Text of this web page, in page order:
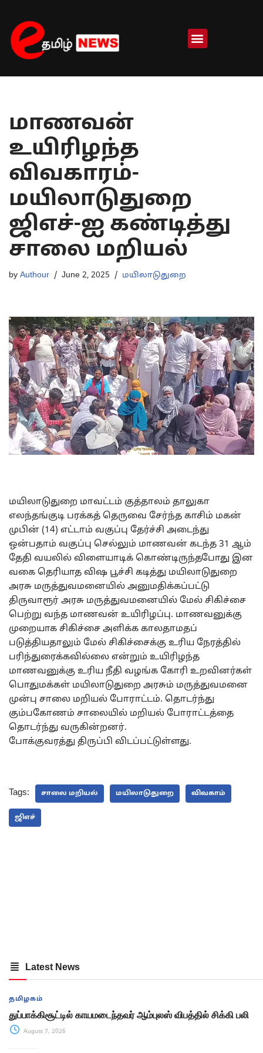
Skip
to
content
மாணவன்
உயிரிழந்த
விவகாரம்-
மயிலாடுதுறை
ஜிஎச்-ஐ கண்டித்து
சாலை மறியல்
by Authour June 2, 2025 மயிலாடுதுறை
மயிலாடுதுறை மாவட்டம் குத்தாலம் தாலுகா
எலந்தங்குடி பரக்கத் தெருவை சேர்ந்த காசிம் மகன்
முபின் (14) எட்டாம் வகுப்பு தேர்ச்சி அடைந்து
ஒன்பதாம் வகுப்பு செல்லும் மாணவன் கடந்த 31 ஆம்
தேதி வயலில் விளையாடிக் கொண்டிருந்தபோது இன
வகை தெரியாத விஷ பூச்சி கடித்து மயிலாடுதுறை
அரசு மருத்துவமனையில் அனுமதிக்கப்பட்டு
திருவாரூர் அரசு மருத்துவமனையில் மேல் சிகிச்சை
பெற்று வந்த மாணவன் உயிரிழப்பு. மாணவனுக்கு
முறையாக சிகிச்சை அளிக்க காலதாமதப்
படுத்தியதாலும் மேல் சிகிச்சைக்கு உரிய நேரத்தில்
பரிந்துரைக்கவில்லை என்றும் உயிரிழந்த
மாணவனுக்கு உரிய நீதி வழங்க கோரி உறவினர்கள்
பொதுமக்கள் மயிலாடுதுறை அரசும் மருத்துவமனை
முன்பு சாலை மறியல் போராட்டம். தொடர்ந்து
கும்பகோணம் சாலையில் மறியல் போராட்டத்தை
தொடர்ந்து வருகின்றனர்.
போக்குவரத்து திருப்பி விடப்பட்டுள்ளது.
Tags: சாலை மறியல் மயிலாடுதுறை விவகாம்
ஜிஎச்
Latest News
தமிழகம்
துப்பாக்கிசூட்டில் காயமடைந்தவர் ஆம்புலஸ் விபத்தில் சிக்கி பலி
August 7, 2026